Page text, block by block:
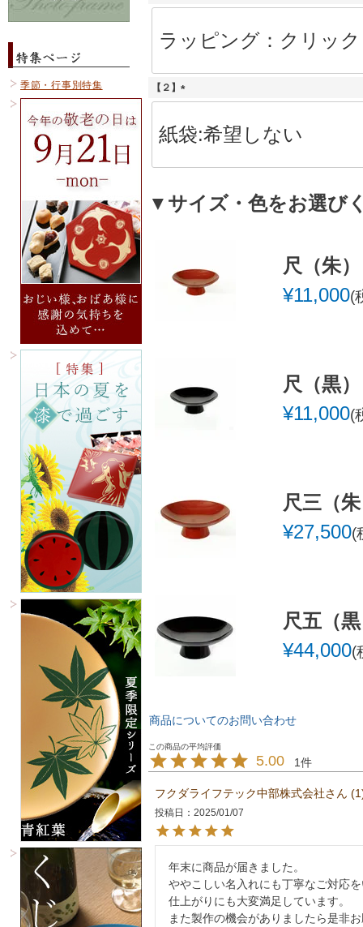
季節・行事別特集
(
須
【２】
(
須
▼サイズ・色をお選び
尺（朱）
¥11,000
尺（黒）
¥11,000
尺三（
¥27,500
尺五（
¥44,000
商品についてのお問い合わせ
5.00 1
フクダライフテック中部株式会社 1
投稿日 2025/01/07
年末に商品が届きました。
ややこしい名入れにも丁寧なご対応
仕上がりにも大変満足しています。
また製作の機会がありましたら是非